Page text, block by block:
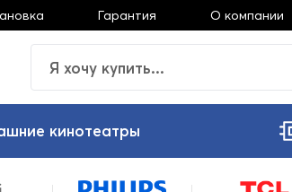
Гарантия О компании
кинотеатры